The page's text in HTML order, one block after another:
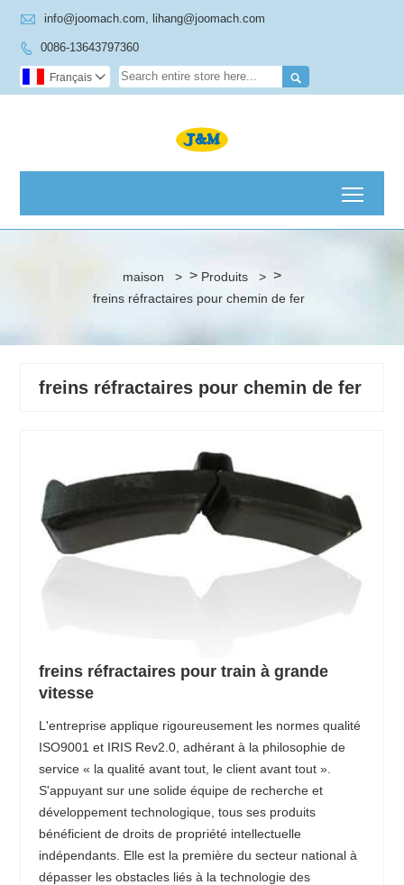
 info@joomach.com, lihang@joomach.com
 0086-13643797360

Français 
maison > > Produits > >
freins réfractaires pour chemin de fer
freins réfractaires pour chemin de fer
freins réfractaires pour train à grande
vitesse
L'entreprise applique rigoureusement les normes qualité
ISO9001 et IRIS Rev2.0, adhérant à la philosophie de
service « la qualité avant tout, le client avant tout ».
S'appuyant sur une solide équipe de recherche et
développement technologique, tous ses produits
bénéficient de droits de propriété intellectuelle
indépendants. Elle est la première du secteur national à
dépasser les obstacles liés à la technologie des